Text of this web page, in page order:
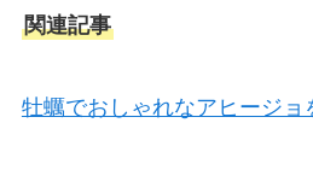
関連記事
牡蠣でおしゃれなアヒージョ